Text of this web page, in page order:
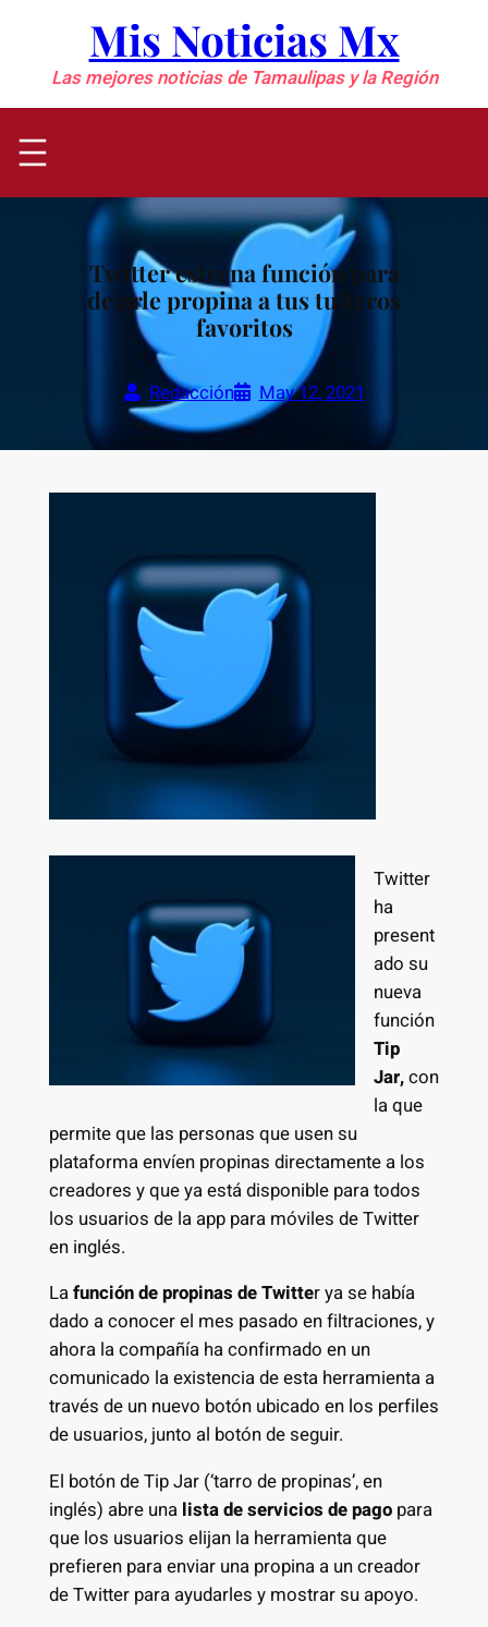
contenido
Mis Noticias Mx
Las mejores noticias de Tamaulipas y la Región
Twitter estrena función para
dejarle propina a tus tuiteros
favoritos
Redacción May 12, 2021
Twitter
ha
present
ado su
nueva
función
Tip
Jar,con
la que
permite que las personas que usen su
plataforma envíen propinas directamente a los
creadores y que ya está disponible para todos
los usuarios de la app para móviles de Twitter
en inglés.
Lafunción de propinas de Twitter ya se había
dado a conocer el mes pasado en filtraciones, y
ahora la compañía ha confirmado en un
comunicado la existencia de esta herramienta a
través de un nuevo botón ubicado en los perfiles
de usuarios, junto al botón de seguir.
El botón de Tip Jar (‘tarro de propinas’, en
inglés) abre una lista de servicios de pagopara
que los usuarios elijan la herramienta que
prefieren para enviar una propina a un creador
de Twitter para ayudarles y mostrar su apoyo.